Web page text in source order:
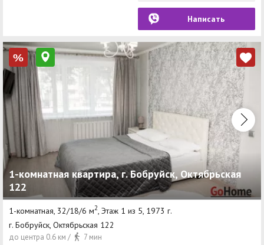
Написать
%
1-комнатная квартира, г. Бобруйск, Октябрьская
122
1-комнатная, 32/18/6 м2, Этаж 1 из 5, 1973 г.
г. Бобруйск, Октябрьская 122
до центра 0.6 км / 7 мин